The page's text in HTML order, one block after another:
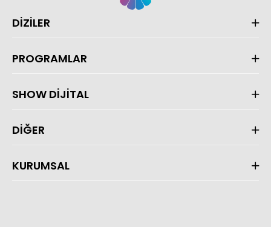
DİZİLER
PROGRAMLAR
SHOW DİJİTAL
DİĞER
KURUMSAL